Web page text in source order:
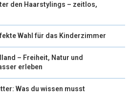
den Haarstylings – zeitlos,
Wahl für das Kinderzimmer
– Freiheit, Natur und
erleben
Was du wissen musst